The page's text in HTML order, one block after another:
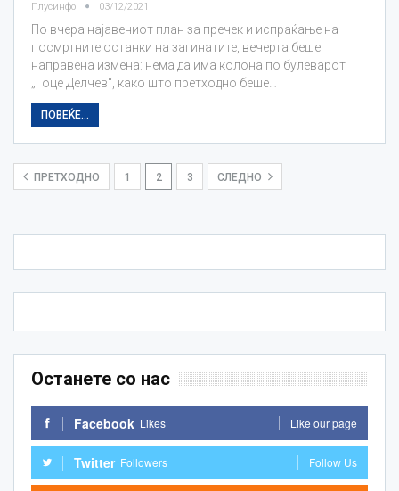
Плусинфо 03/12/2021
По вчера најавениот план за пречек и испраќање на
посмртните останки на загинатите, вечерта беше
направена измена: нема да има колона по булеварот
„Гоце Делчев“, како што претходно беше…
ПОВЕЌЕ...
ПРЕТХОДНО 1 2 3 СЛЕДНО
Останете со нас
Facebook Likes Like our page
Twitter Followers Follow Us